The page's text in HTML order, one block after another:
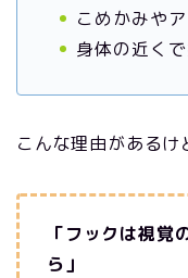
こめかみや
身体の近く
こんな理由があるけ
「フックは視覚
ら」